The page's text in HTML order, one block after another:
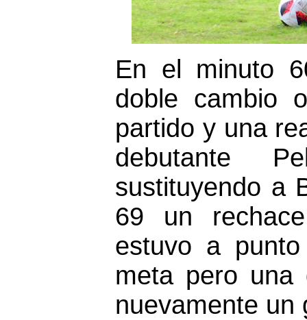
En el minuto
doble cambio
partido y una
debutante
sustituyendo a
69 un
estuvo a
meta pero una
nuevamente un